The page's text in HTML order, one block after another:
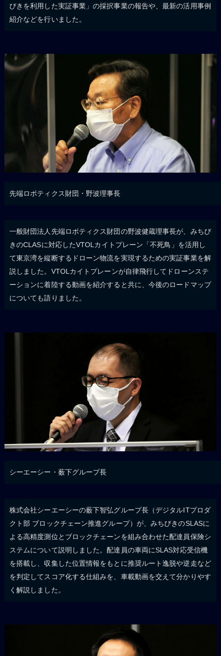
びきを利用した実証事業」の採択事業の報告や、最新の活用事例
紹介などを行いました。
先端ロボティクス財団・野波理事長
一般財団法人先端ロボティクス財団の野波健蔵理事長が、みちび
きのCLASに対応したVTOLカイトプレーン「不死鳥」を活用し
て東京湾を縦断するドローン物流を実現するための実証事業を解
説しました。VTOLカイトプレーンが自律飛行してドローンステ
ーションに着陸する動画を紹介すると共に、今後のロードマップ
についても語りました。
シーエーシー・薮下グループ長
株式会社シーエーシーの薮下智弘グループ長（デジタルITプロダ
クト部 ブロックチェーン推進グループ）が、みちびきのSLASに
よる高精度測位とブロックチェーンを組み合わせた配達員保険シ
ステムについて説明しました。配達員の車両にSLAS対応受信機
を搭載し、収集した位置情報をもとに推奨ルート逸脱や逆走など
を判定してスコア化する仕組みを、車載動画を交えて分かりやす
く解説しました。